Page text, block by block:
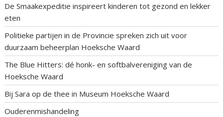
De Smaakexpeditie inspireert kinderen tot gezond en lekker
eten
Politieke partijen in de Provincie spreken zich uit voor
duurzaam beheerplan Hoeksche Waard
The Blue Hitters: dé honk- en softbalvereniging van de
Hoeksche Waard
Bij Sara op de thee in Museum Hoeksche Waard
Ouderenmishandeling